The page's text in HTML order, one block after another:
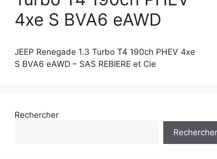
4xe S BVA6 eAWD
JEEP Renegade 1.3 Turbo T4 190ch PHEV 4xe
S BVA6 eAWD – SAS REBIERE et Cie
Rechercher
Rechercher